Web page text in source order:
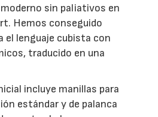
sin paliativos en
Hemos conseguido
el lenguaje cubista con
traducido en una
incluye manillas para
estándar y de palanca